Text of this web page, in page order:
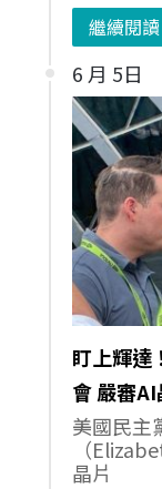
繼續閱讀
6 月 5日
盯上輝達
會 嚴審
美國民主
（
晶片